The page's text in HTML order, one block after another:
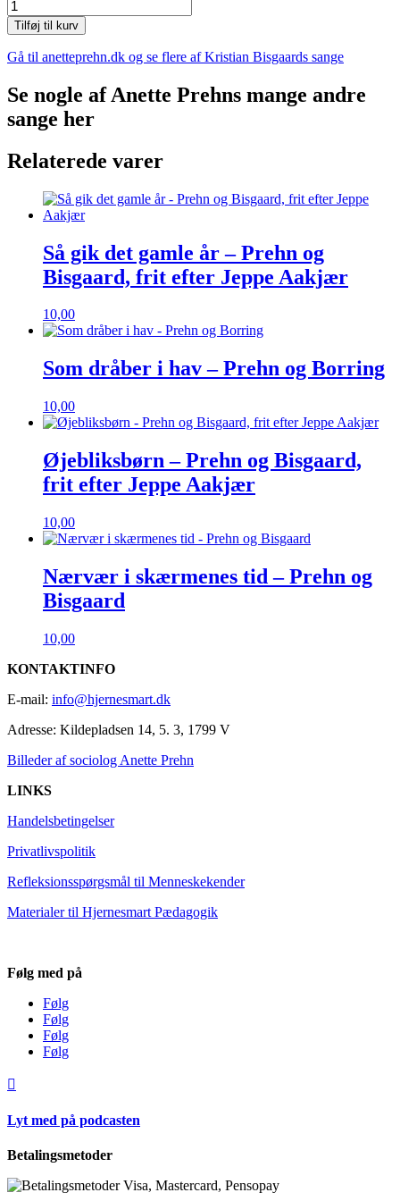
smelter
-
Prehn
og
antal
Tilføj til kurv
Gå til anetteprehn.dk og se flere af Kristian Bisgaards sange
Se nogle af Anette Prehns mange andre
sange her
Relaterede varer
Så gik det gamle år – Prehn og
Bisgaard, frit efter Jeppe Aakjær
10,00
Som dråber i hav – Prehn og Borring
10,00
Øjebliksbørn – Prehn og Bisgaard,
frit efter Jeppe Aakjær
10,00
Nærvær i skærmenes tid – Prehn og
Bisgaard
10,00
KONTAKTINFO
E-mail: info@hjernesmart.dk
Adresse: Kildepladsen 14, 5. 3, 1799 V
Billeder af sociolog Anette Prehn
LINKS
Handelsbetingelser
Privatlivspolitik
Refleksionsspørgsmål til Menneskekender
Materialer til Hjernesmart Pædagogik
Følg med på
Følg
Følg
Følg
Følg

Lyt med på podcasten
Betalingsmetoder